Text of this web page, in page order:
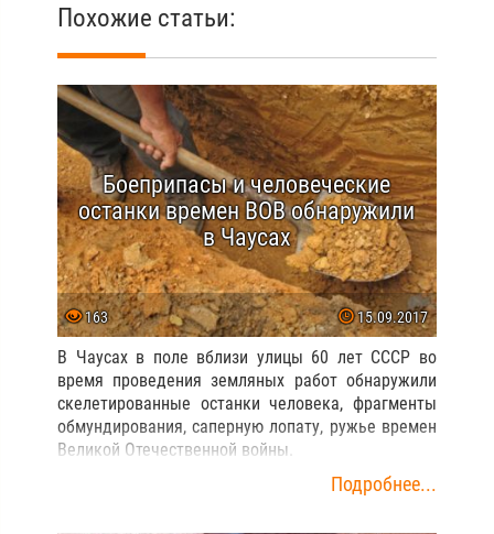
Похожие статьи:
Боеприпасы и человеческие
останки времен ВОВ обнаружили
в Чаусах
163 15.09.2017
В Чаусах в поле вблизи улицы 60 лет СССР во
время проведения земляных работ обнаружили
скелетированные останки человека, фрагменты
обмундирования, саперную лопату, ружье времен
Великой Отечественной войны.
Подробнее...